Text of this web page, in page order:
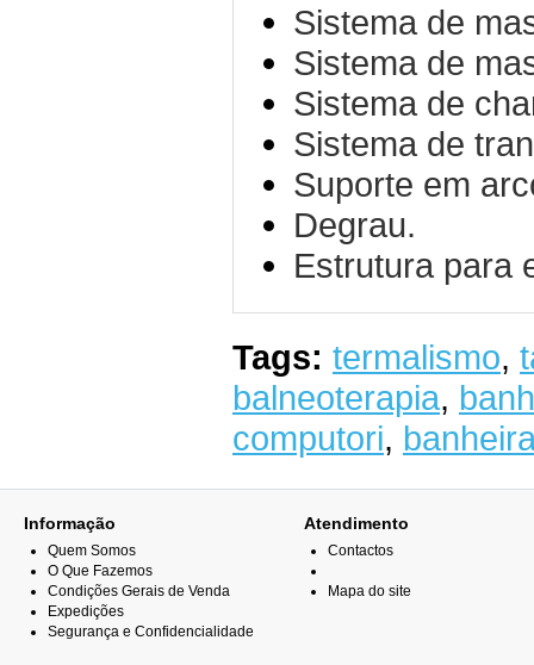
Sistema de
Sistema de
Sistema de
Sistema de
Suporte em
Degrau.
Estrutura para
Tags: termalismo,
balneoterapia,
computori,
Informação
Quem Somos
O Que Fazemos
Condições Gerais de Venda
Expedições
Segurança e Confidencialidade
Atendimento
Contactos
Mapa do site